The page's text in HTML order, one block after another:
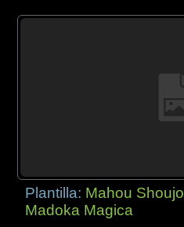
Plantilla: Mahou Shoujo
Madoka Magica